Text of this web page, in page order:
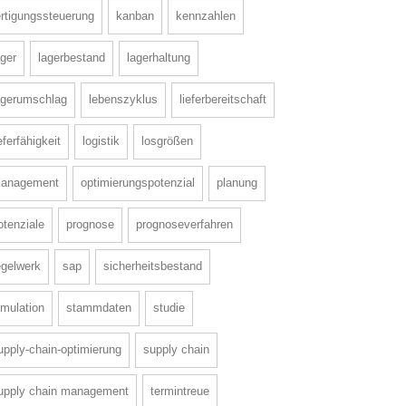
kanban kennzahlen
lagerbestand lagerhaltung
lebenszyklus lieferbereitschaft
logistik losgrößen
optimierungspotenzial planung
prognose prognoseverfahren
sap sicherheitsbestand
stammdaten studie
chain-optimierung supply chain
chain management termintreue